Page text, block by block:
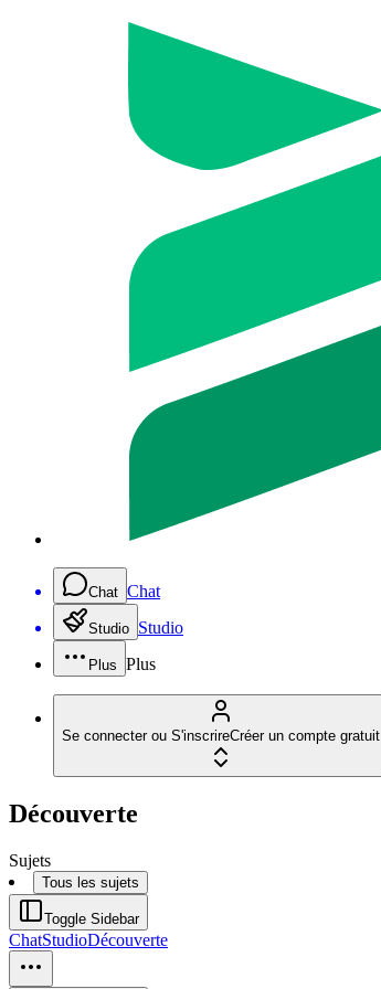
Chat Chat
Studio Studio
Plus Plus
Se connecter ou S'inscrireCréer un compte gratuit
Découverte
Sujets
Tous les sujets
Toggle Sidebar
ChatStudioDécouverte